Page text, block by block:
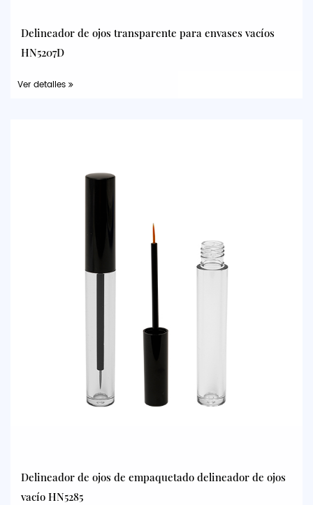
Delineador de ojos transparente para envases vacíos
HN5207D
Ver detalles
Delineador de ojos de empaquetado delineador de ojos
vacío HN5285